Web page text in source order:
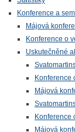
Konference a
Májová
Konference o
Uskutečněné
Konference
Májová
Konference
Májová